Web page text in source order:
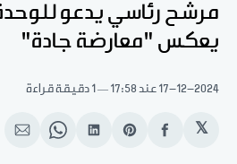
مرشح رئاسي يدعو
يعكس "معارضة جادة"
17-12-2024 عند 17:58 1 دقيقة قراءة
𝕏
انشر
Shareانشر
Shareانشر